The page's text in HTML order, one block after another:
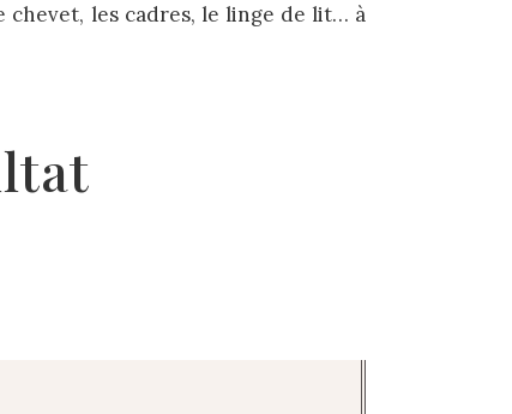
chevet, les cadres, le linge de lit… à